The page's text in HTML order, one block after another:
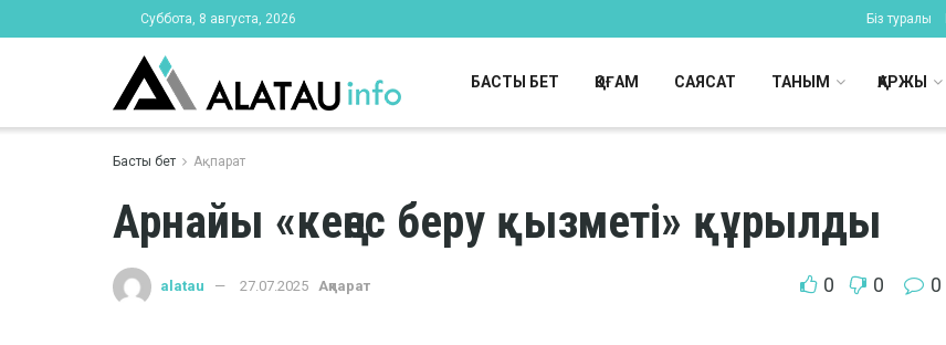
Суббота, 8 августа, 2026 Біз туралы
БАСТЫ БЕТ ҚОҒАМ САЯСАТ ТАНЫМ ҚАРЖЫ
Басты бет Ақпарат
Арнайы «кеңес беру қызметі» құрылды
alatau 27.07.2025 Ақпарат 0 0 0